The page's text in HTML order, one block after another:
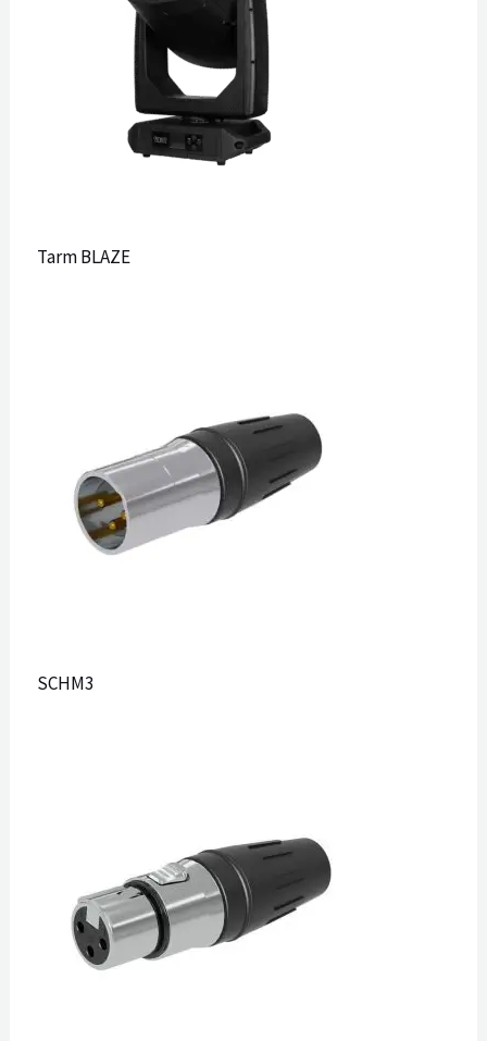
Tarm BLAZE
SCHM3